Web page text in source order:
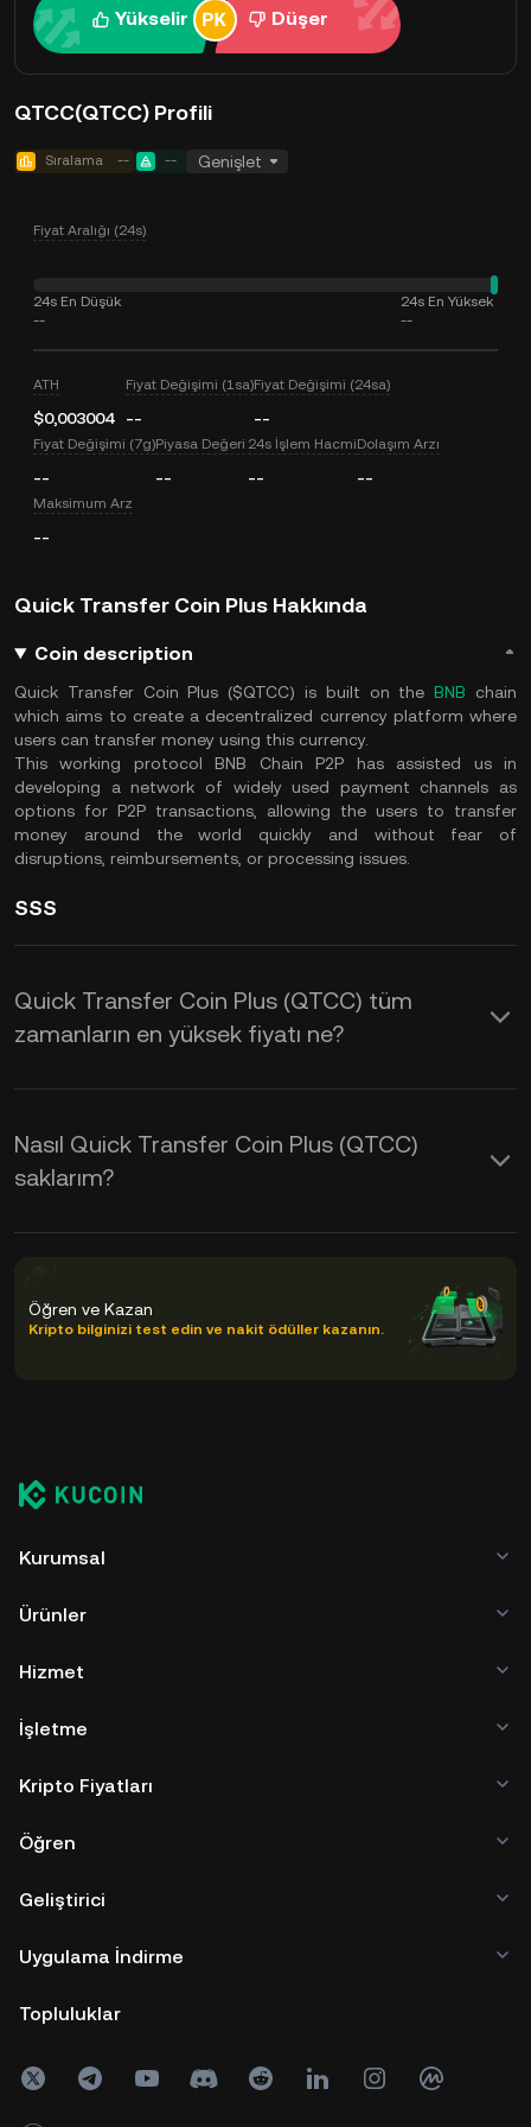
Yükselir Düşer
QTCC(QTCC) Profili
Sıralama -- -- Genişlet
Fiyat Aralığı (24s)
24s En Düşük
--
24s En Yüksek
--
ATH
$0,003004
Fiyat Değişimi (1sa)
--
Fiyat Değişimi (24sa)
--
Fiyat Değişimi (7g)
--
Piyasa Değeri
--
24s İşlem Hacmi
--
Dolaşım Arzı
--
Maksimum Arz
--
Quick Transfer Coin Plus Hakkında
Coin description
Quick Transfer Coin Plus ($QTCC) is built on theBNB chain
which aims to create a decentralized currency platform where
users can transfer money using this currency.
This working protocol BNB Chain P2P has assisted us in
developing a network of widely used payment channels as
options for P2P transactions, allowing the users to transfer
money around the world quickly and without fear of
disruptions, reimbursements, or processing issues.
SSS
Quick Transfer Coin Plus (QTCC) tüm
zamanların en yüksek fiyatı ne?
Nasıl Quick Transfer Coin Plus (QTCC)
saklarım?
Öğren ve Kazan
Kripto bilginizi test edin ve nakit ödüller kazanın.
Kurumsal
Ürünler
Hizmet
İşletme
Kripto Fiyatları
Öğren
Geliştirici
Uygulama İndirme
Topluluklar